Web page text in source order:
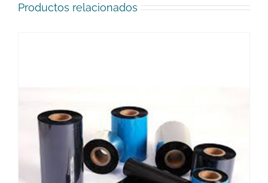
Productos relacionados